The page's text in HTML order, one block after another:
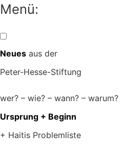
Zum
Menü:
Neues aus der
Peter-Hesse-Stiftung
wer? – wie? – wann? – warum?
Ursprung + Beginn
+ Haitis Problemliste